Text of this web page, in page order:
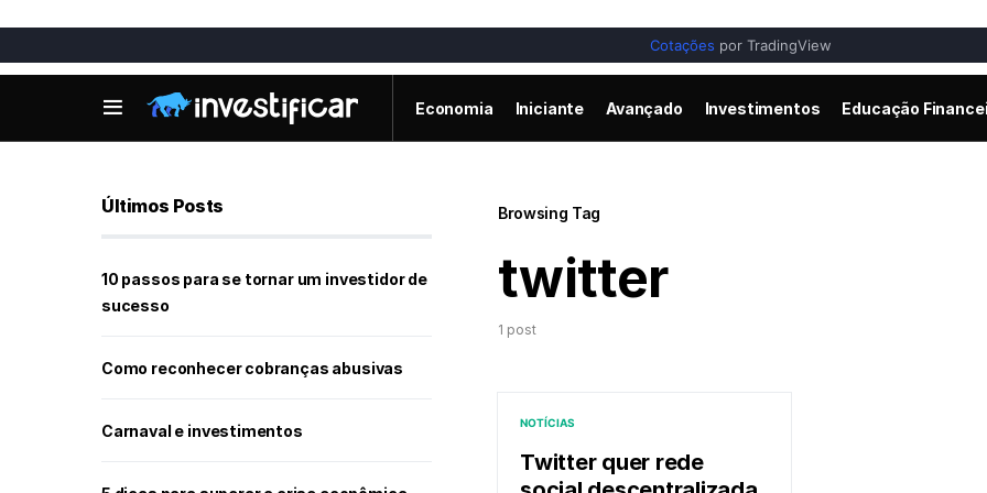
Cotações por TradingView
Economia Iniciante Avançado Investimentos Educação
Browsing Tag
twitter
1 post
NOTÍCIAS
Twitter quer rede
Últimos Posts
10 passos para se tornar um investidor de
sucesso
Como reconhecer cobranças abusivas
Carnaval e investimentos